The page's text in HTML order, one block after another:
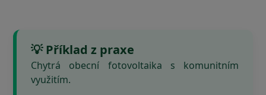
💡 Příklad z praxe
Chytrá obecní fotovoltaika s komunitním
využitím.